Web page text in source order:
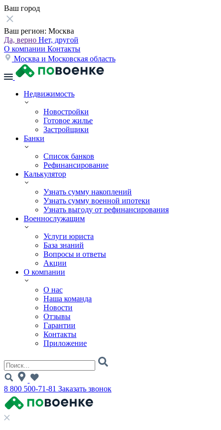
Ваш город
Ваш регион: Москва
Да, верно Нет, другой
О компании Контакты
Москва и Московская область
Недвижимость
Новостройки
Готовое жилье
Застройщики
Банки
Список банков
Рефинансирование
Калькулятор
Узнать сумму накоплений
Узнать сумму военной ипотеки
Узнать выгоду от рефинансирования
Военнослужащим
Услуги юриста
База знаний
Вопросы и ответы
Акции
О компании
О нас
Наша команда
Новости
Отзывы
Гарантии
Контакты
Приложение
8 800 500-71-81 Заказать звонок